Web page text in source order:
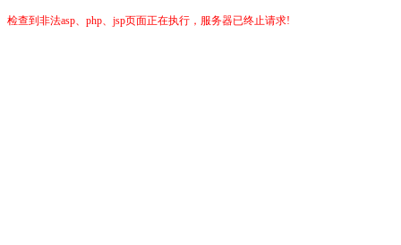
检查到非法asp、php、jsp页面正在执行，服务器已终止请求!